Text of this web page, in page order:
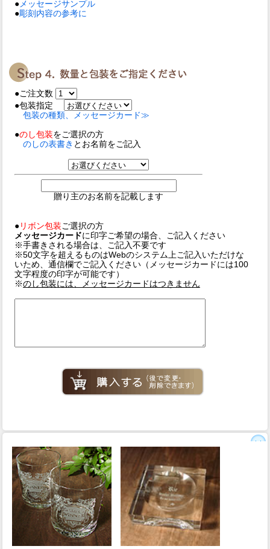
●メッセージサンプル
●彫刻内容の参考に
●ご注文数
●包装指定
包装の種類、メッセージカード≫
●のし包装をご選択の方
のしの表書き とお名前をご記入
贈り主のお名前を記載します
● リボン包装 ご選択の方
メッセージカードに印字ご希望の場合、ご記入ください
※手書きされる場合は、ご記入不要です
※50文字を超えるものはWebのシステム上ご記入いただけな
いため、通信欄でご記入ください（メッセージカードには100
文字程度の印字が可能です）
※のし包装には、メッセージカードはつきません